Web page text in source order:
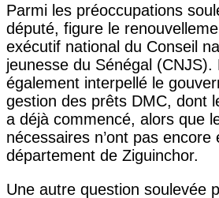
Parmi les préoccupations
député, figure le
exécutif national du Conseil
jeunesse du Sénégal (CNJS).
également interpellé le
gestion des prêts DMC, dont
a déjà commencé, alors que
nécessaires n’ont pas encore
département de Ziguinchor.
Une autre question soulevée